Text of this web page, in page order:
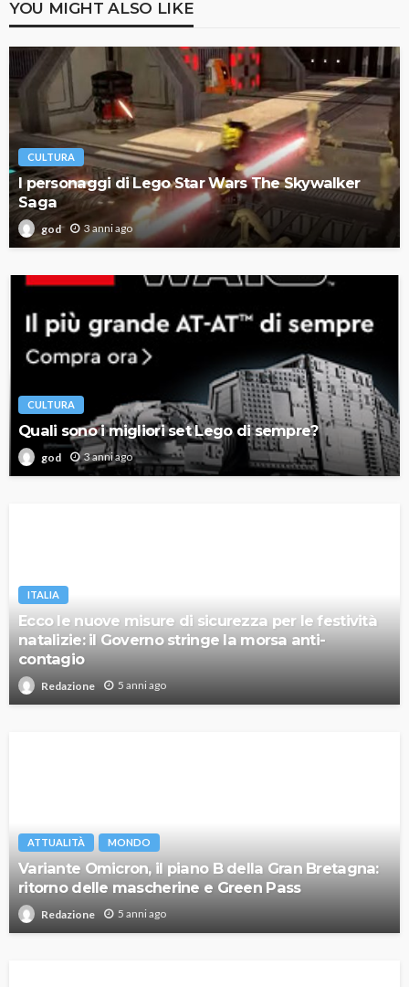
YOU MIGHT ALSO LIKE
CULTURA
I personaggi di Lego Star Wars The Skywalker
Saga
god 3 anni ago
CULTURA
Quali sono i migliori set Lego di sempre?
god 3 anni ago
ITALIA
Ecco le nuove misure di sicurezza per le festività
natalizie: il Governo stringe la morsa anti-
contagio
Redazione 5 anni ago
ATTUALITÀ MONDO
Variante Omicron, il piano B della Gran Bretagna:
ritorno delle mascherine e Green Pass
Redazione 5 anni ago